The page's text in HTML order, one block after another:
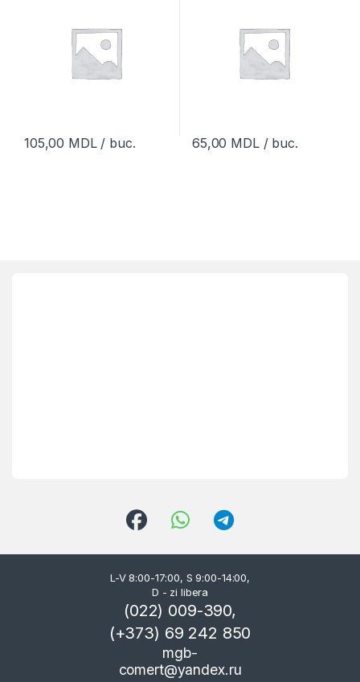
105,00 MDL/ buc. 65,00 MDL/ buc.
L-V 8:00-17:00, S 9:00-14:00,
D - zi libera
(022) 009-390,
(+373) 69 242 850
mgb-
comert@yandex.ru